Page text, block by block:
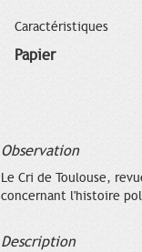
Caractéristiques
Papier
Observation
Le Cri de Toulouse,
concernant l'histoire
Description